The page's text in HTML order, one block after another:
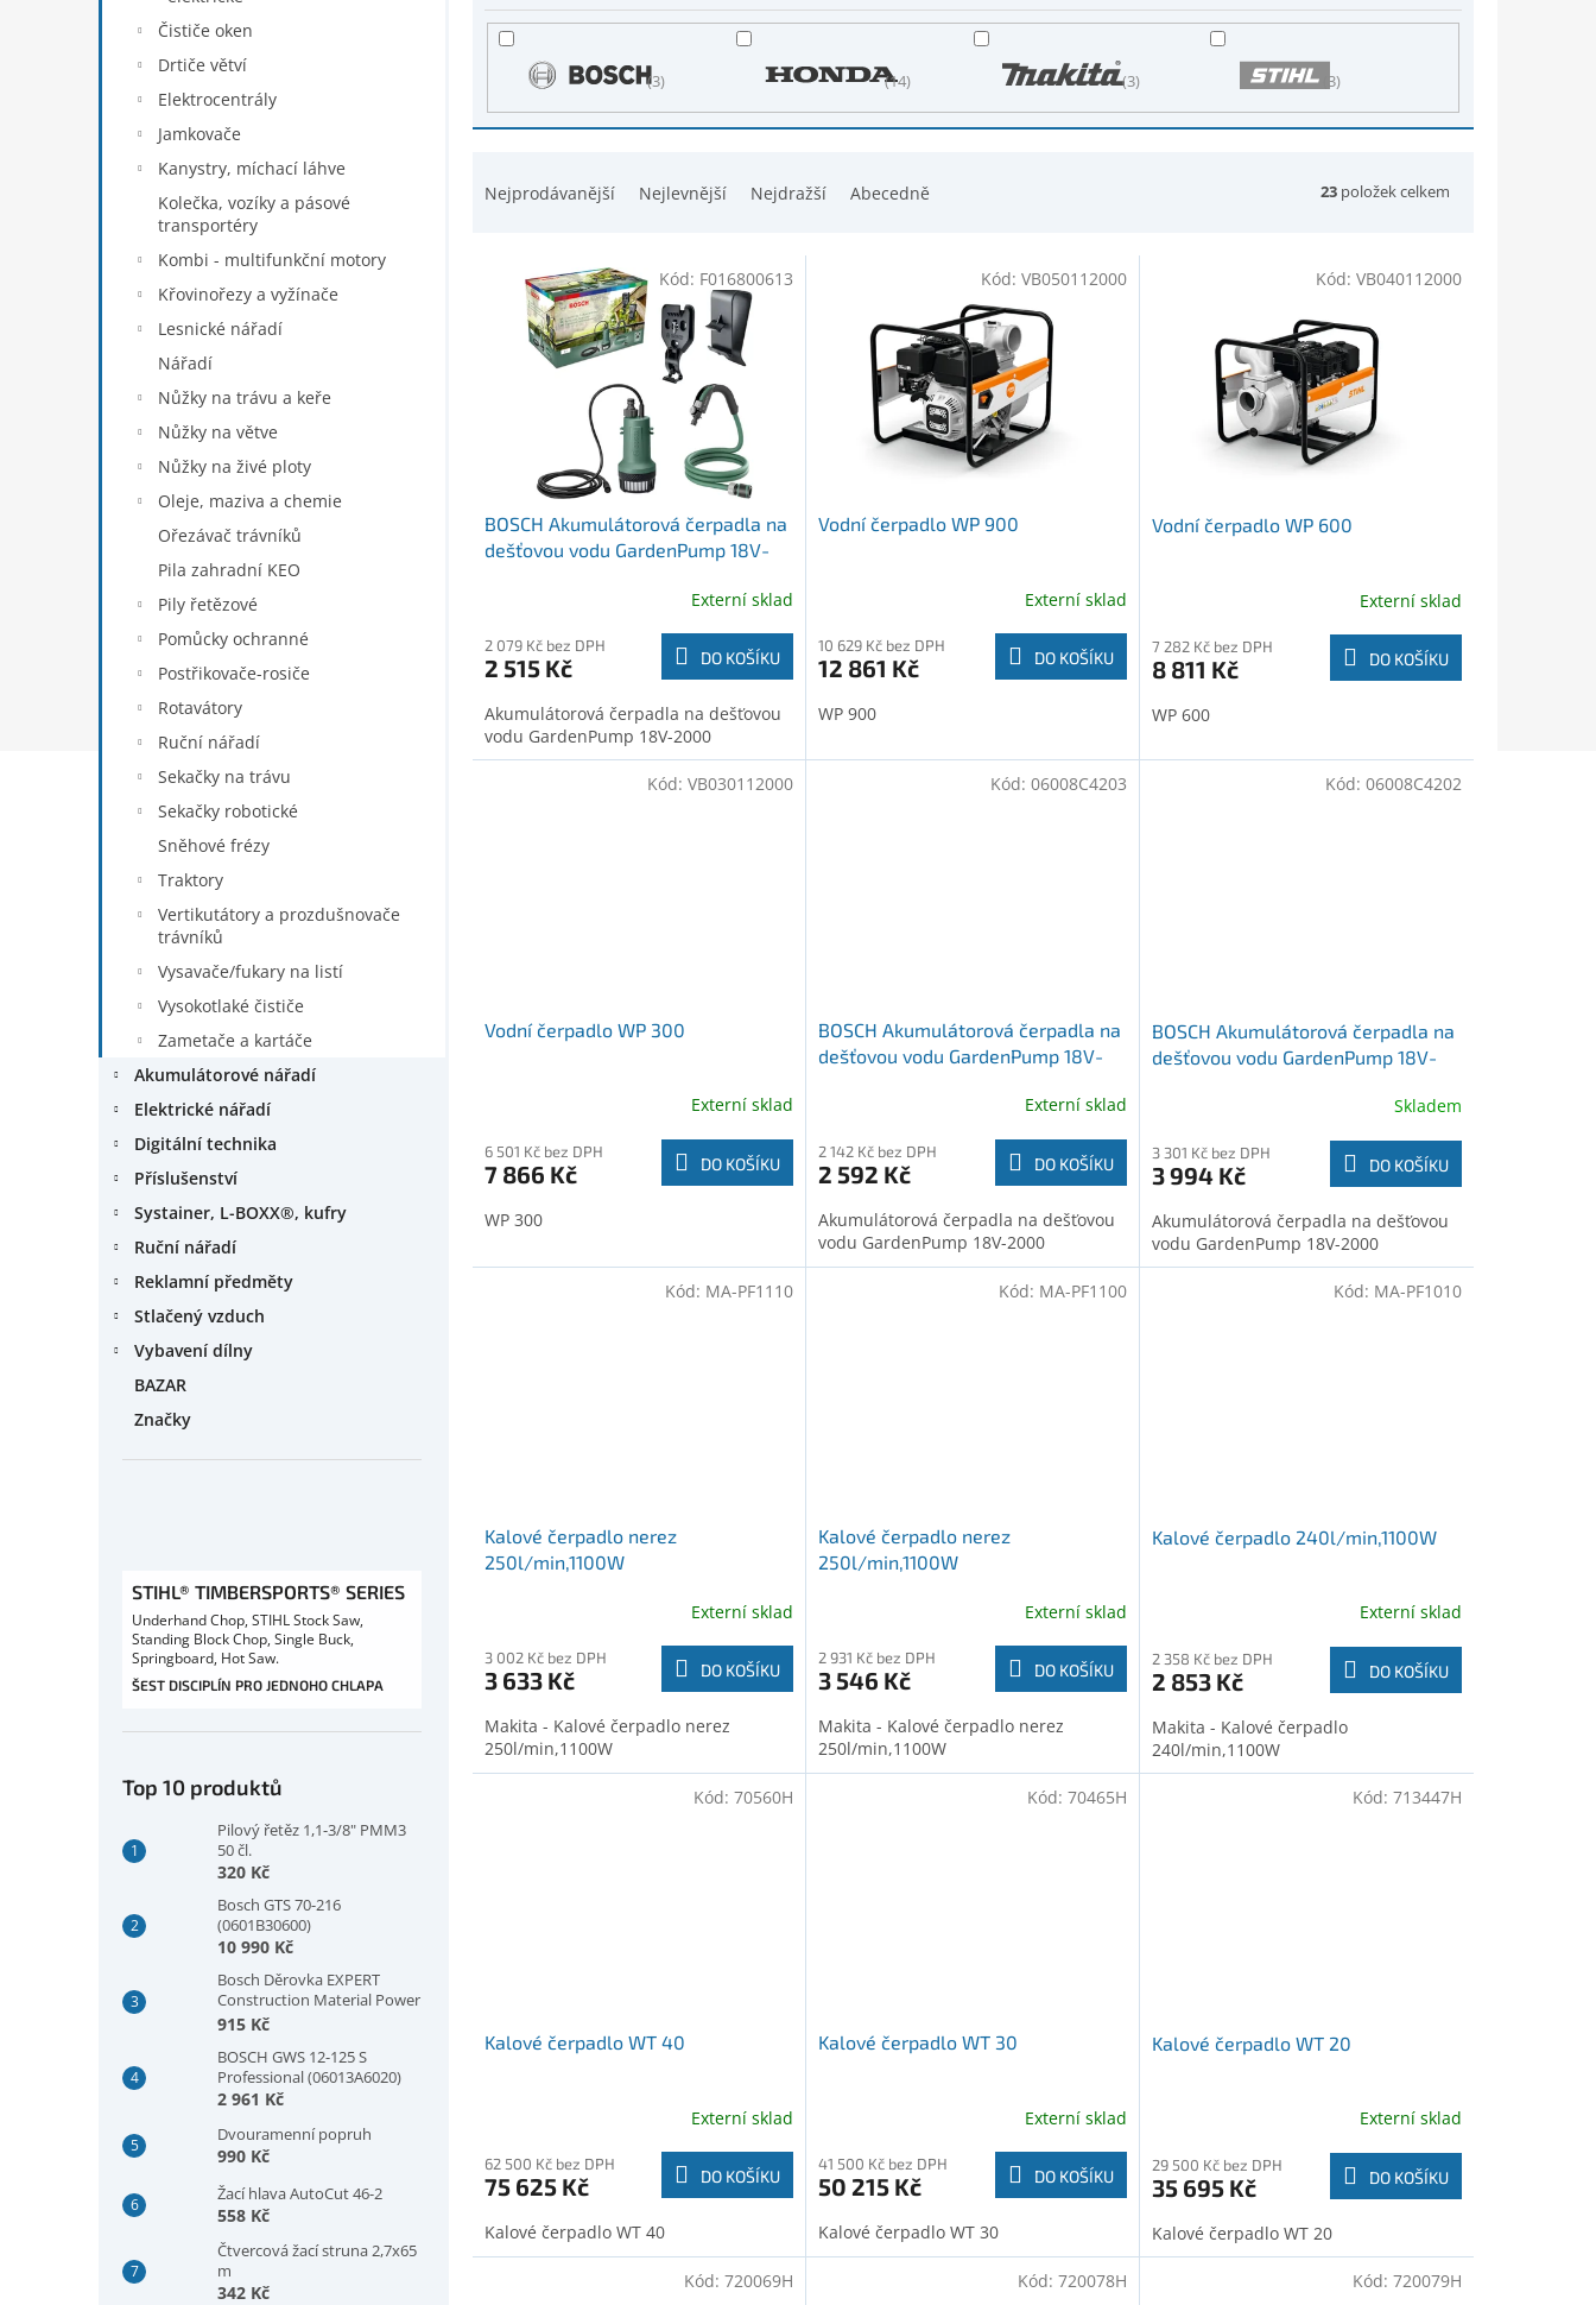
Čističe oken
Drtiče větví
Elektrocentrály
Jamkovače
Kanystry, míchací láhve
Kolečka, vozíky a pásové
transportéry
Kombi - multifunkční motory
Křovinořezy a vyžínače
Lesnické nářadí
Nářadí
Nůžky na trávu a keře
Nůžky na větve
Nůžky na živé ploty
Oleje, maziva a chemie
Ořezávač trávníků
Pila zahradní KEO
Pily řetězové
Pomůcky ochranné
Postřikovače-rosiče
Rotavátory
Ruční nářadí
Sekačky na trávu
Sekačky robotické
Sněhové frézy
Traktory
Vertikutátory a prozdušnovače
trávníků
Vysavače/fukary na listí
Vysokotlaké čističe
Zametače a kartáče
Akumulátorové nářadí
Elektrické nářadí
Digitální technika
Příslušenství
Systainer, L-BOXX®, kufry
Ruční nářadí
Reklamní předměty
Stlačený vzduch
Vybavení dílny
BAZAR
Značky
STIHL® TIMBERSPORTS® SERIES
Underhand Chop, STIHL Stock Saw,
Standing Block Chop, Single Buck,
Springboard, Hot Saw.
ŠEST DISCIPLÍN PRO JEDNOHO CHLAPA
Top 10 produktů
Pilový řetěz 1,1-3/8" PMM3
50 čl.
320 Kč
Bosch GTS 70-216
(0601B30600)
10 990 Kč
Bosch Děrovka EXPERT
Construction Material Power
Change Plus, 73 × 60 mm
915 Kč
BOSCH GWS 12-125 S
Professional (06013A6020)
2 961 Kč
Dvouramenní popruh
990 Kč
Žací hlava AutoCut 46-2
558 Kč
Čtvercová žací struna 2,7x65
m
342 Kč
Nejprodávanější Nejlevnější Nejdražší Abecedně 23 položek celkem
3 14 3 3
u
BOSCH Akumulátorová čerpadla na
dešťovou vodu GardenPump 18V-
Externí sklad
2 079 Kč bez DPH
2 515 Kč DO KOŠÍKU
Akumulátorová čerpadla na dešťovou
vodu GardenPump 18V-2000
Kód: F016800613
Vodní čerpadlo WP 900
Externí sklad
10 629 Kč bez DPH
12 861 Kč DO KOŠÍKU
WP 900
Kód: VB050112000
Vodní čerpadlo WP 600
Externí sklad
7 282 Kč bez DPH
8 811 Kč DO KOŠÍKU
WP 600
Kód: VB040112000
Vodní čerpadlo WP 300
Externí sklad
6 501 Kč bez DPH
7 866 Kč DO KOŠÍKU
WP 300
Kód: VB030112000
BOSCH Akumulátorová čerpadla na
dešťovou vodu GardenPump 18V-
Externí sklad
2 142 Kč bez DPH
2 592 Kč DO KOŠÍKU
Akumulátorová čerpadla na dešťovou
vodu GardenPump 18V-2000
Kód: 06008C4203
BOSCH Akumulátorová čerpadla na
dešťovou vodu GardenPump 18V-
Skladem
3 301 Kč bez DPH
3 994 Kč DO KOŠÍKU
Akumulátorová čerpadla na dešťovou
vodu GardenPump 18V-2000
Kód: 06008C4202
Kalové čerpadlo nerez
250l/min,1100W
Externí sklad
3 002 Kč bez DPH
3 633 Kč DO KOŠÍKU
Makita - Kalové čerpadlo nerez
250l/min,1100W
Kód: MA-PF1110
Kalové čerpadlo nerez
250l/min,1100W
Externí sklad
2 931 Kč bez DPH
3 546 Kč DO KOŠÍKU
Makita - Kalové čerpadlo nerez
250l/min,1100W
Kód: MA-PF1100
Kalové čerpadlo 240l/min,1100W
Externí sklad
2 358 Kč bez DPH
2 853 Kč DO KOŠÍKU
Makita - Kalové čerpadlo
240l/min,1100W
Kód: MA-PF1010
Kalové čerpadlo WT 40
Externí sklad
62 500 Kč bez DPH
75 625 Kč DO KOŠÍKU
Kalové čerpadlo WT 40
Kód: 70560H
Kalové čerpadlo WT 30
Externí sklad
41 500 Kč bez DPH
50 215 Kč DO KOŠÍKU
Kalové čerpadlo WT 30
Kód: 70465H
Kalové čerpadlo WT 20
Externí sklad
29 500 Kč bez DPH
35 695 Kč DO KOŠÍKU
Kalové čerpadlo WT 20
Kód: 713447H
Kód: 720069H Kód: 720078H Kód: 720079H